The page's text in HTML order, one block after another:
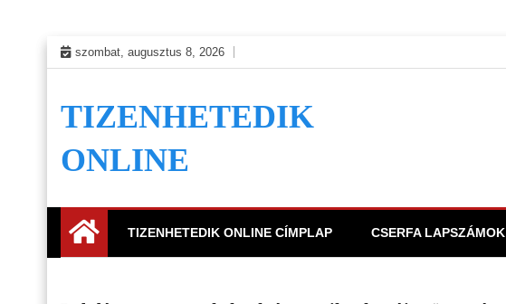
Skip
to
szombat, augusztus 8, 2026
TIZENHETEDIK
ONLINE
TIZENHETEDIK ONLINE CÍMPLAP CSERFA LAPSZÁMOK